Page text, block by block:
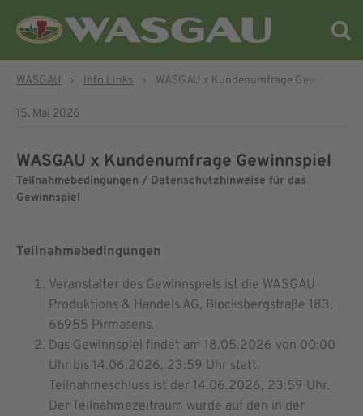
WASGAU › Info Links › WASGAU x Kundenumfrage Gewinnspiel
15. Mai 2026
WASGAU x Kundenumfrage Gewinnspiel
Teilnahmebedingungen / Datenschutzhinweise für das
Gewinnspiel
Teilnahmebedingungen
Veranstalter des Gewinnspiels ist die WASGAU
Produktions & Handels AG, Blocksbergstraße 183,
66955 Pirmasens.
Das Gewinnspiel findet am 18.05.2026 von 00:00
Uhr bis 14.06.2026, 23:59 Uhr statt.
Teilnahmeschluss ist der 14.06.2026, 23:59 Uhr.
Der Teilnahmezeitraum wurde auf den in der